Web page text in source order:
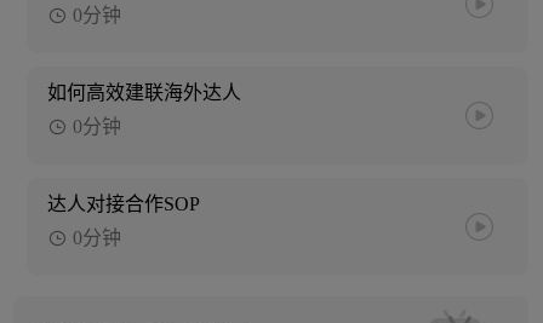
0分钟
如何高效建联海外达人
0分钟
达人对接合作SOP
0分钟